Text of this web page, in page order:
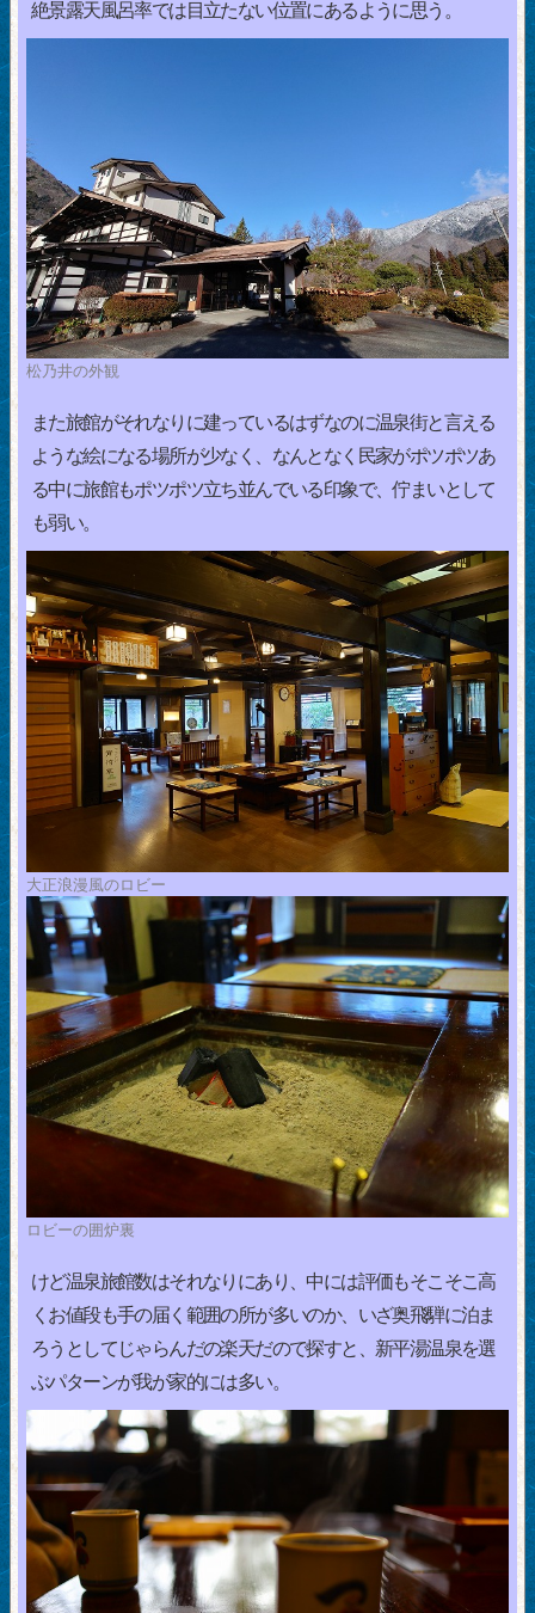
絶景露天風呂率では目立たない位置にあるように思う。
松乃井の外観
また旅館がそれなりに建っているはずなのに温泉街と言える
ような絵になる場所が少なく、なんとなく民家がポツポツあ
る中に旅館もポツポツ立ち並んでいる印象で、佇まいとして
も弱い。
大正浪漫風のロビー
ロビーの囲炉裏
けど温泉旅館数はそれなりにあり、中には評価もそこそこ高
くお値段も手の届く範囲の所が多いのか、いざ奥飛騨に泊ま
ろうとしてじゃらんだの楽天だので探すと、新平湯温泉を選
ぶパターンが我が家的には多い。